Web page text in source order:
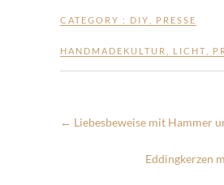
CATEGORY : DIY PRESSE
HANDMADEKULTUR LICHT
← Liebesbeweise mit Hammer
Eddingkerzen